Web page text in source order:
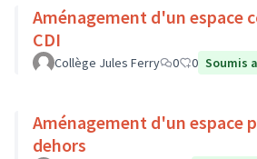
Aménagement d'un espace
CDI
Collège Jules Ferry 0 0 Soumis
Aménagement d'un espace
dehors